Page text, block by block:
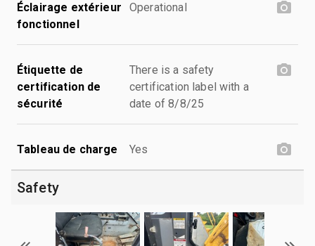
Éclairage extérieur
fonctionnel
Operational
Étiquette de
certification de
sécurité
There is a safety
certification label with a
date of 8/8/25
Tableau de charge Yes
Safety